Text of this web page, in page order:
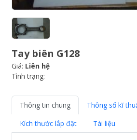
Tay biên G128
Giá: Liên hệ
Tình trạng:
Thông tin chung
Thông số kĩ
Kích thước lắp đặt
Tài liệu